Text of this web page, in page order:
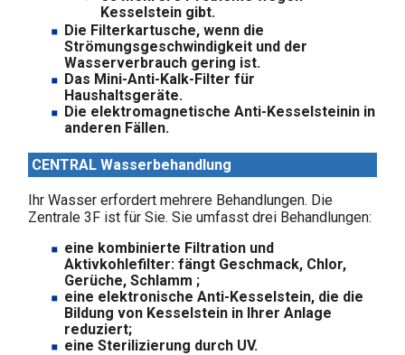
Kesselstein gibt.
Die Filterkartusche, wenn die
Strömungsgeschwindigkeit und der
Wasserverbrauch gering ist.
Das Mini-Anti-Kalk-Filter für
Haushaltsgeräte.
Die elektromagnetische Anti-Kesselsteinin in
anderen Fällen.
CENTRAL Wasserbehandlung
Ihr Wasser erfordert mehrere Behandlungen. Die
Zentrale 3F ist für Sie. Sie umfasst drei Behandlungen:
eine kombinierte Filtration und
Aktivkohlefilter: fängt Geschmack, Chlor,
Gerüche, Schlamm ;
eine elektronische Anti-Kesselstein, die die
Bildung von Kesselstein in Ihrer Anlage
reduziert;
eine Sterilizierung durch UV.